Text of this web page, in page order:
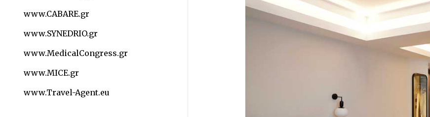
www.CABARE.gr
www.SYNEDRIO.gr
www.MedicalCongress.gr
www.MICE.gr
www.Travel-Agent.eu